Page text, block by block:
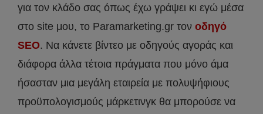
για τον κλάδο σας όπως έχω γράψει κι εγώ μέσα
στο site μου, το Paramarketing.gr τον οδηγό
SEO. Να κάνετε βίντεο με οδηγούς αγοράς και
διάφορα άλλα τέτοια πράγματα που μόνο άμα
ήσασταν μια μεγάλη εταιρεία με πολυψήφιους
προϋπολογισμούς μάρκετινγκ θα μπορούσε να